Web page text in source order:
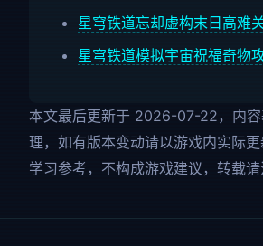
星穹铁道忘却虚构末日高难
星穹铁道模拟宇宙祝福奇物
本文最后更新于 2026-07-22，内
理，如有版本变动请以游戏内实际
学习参考，不构成游戏建议，转载请